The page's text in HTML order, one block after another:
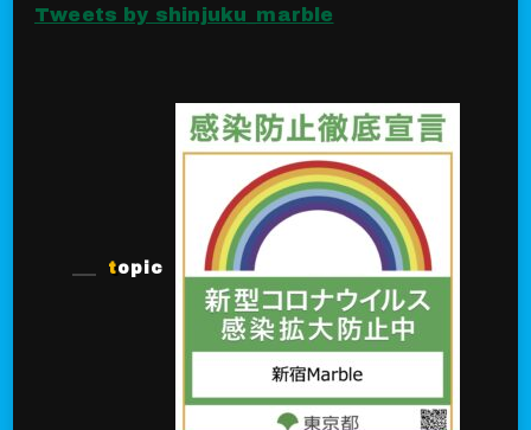
Tweets by shinjuku_marble
topic